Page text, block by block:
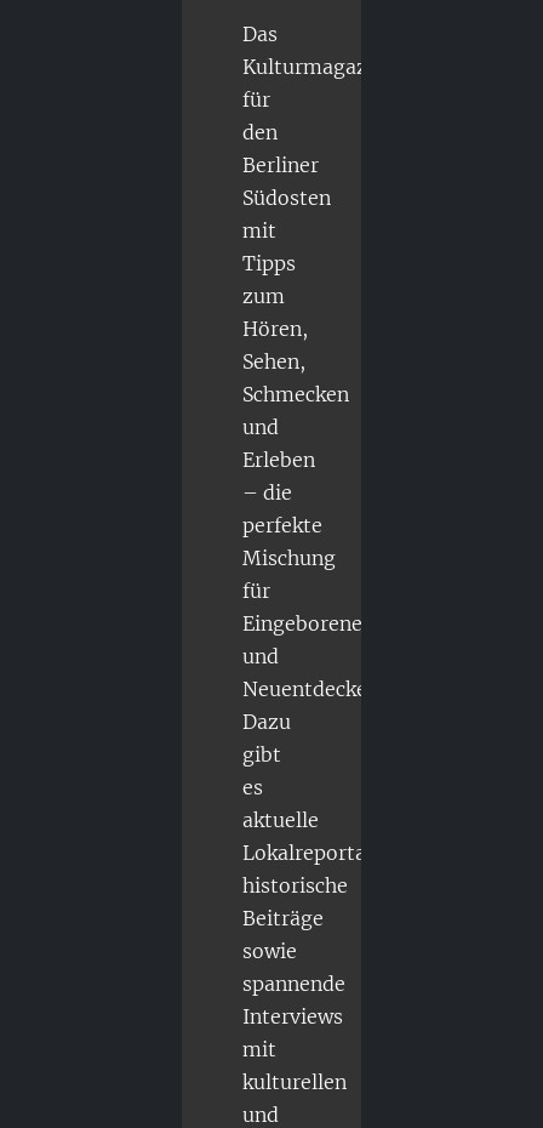
Das
Kulturmagazin
für
den
Berliner
Südosten
mit
Tipps
zum
Hören,
Sehen,
Schmecken
und
Erleben
– die
perfekte
Mischung
für
Eingeborene
und
Neuentdecker.
Dazu
gibt
es
aktuelle
Lokalreportagen,
historische
Beiträge
sowie
spannende
Interviews
mit
kulturellen
und